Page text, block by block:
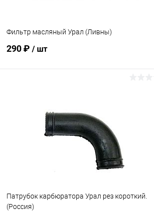
Фильтр масляный Урал (Ливны)
290 ₽ / шт
Сравнение
В избранное В наличии
Патрубок карбюратора Урал рез короткий.
(Россия)